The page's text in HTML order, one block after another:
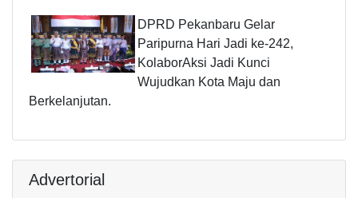
DPRD Pekanbaru Gelar
Paripurna Hari Jadi ke-242,
KolaborAksi Jadi Kunci
Wujudkan Kota Maju dan
Berkelanjutan.
Advertorial